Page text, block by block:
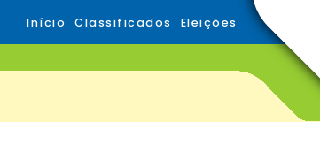
Início Classificados Eleições